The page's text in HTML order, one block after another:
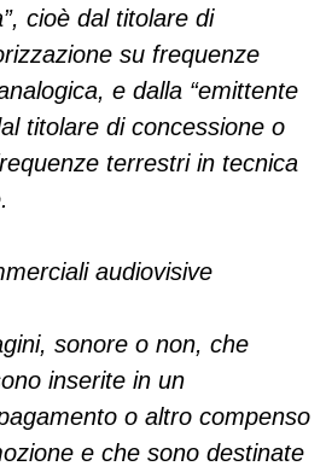
cioè dal titolare di
su frequenze
e dalla “emittente
titolare di concessione o
terrestri in tecnica
audiovisive
sonore o non, che
inserite in un
o altro compenso
e che sono destinate